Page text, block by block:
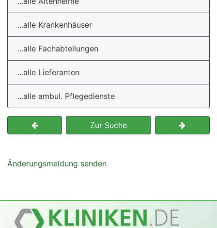
...alle Krankenhäuser
...alle Fachabteilungen
...alle Lieferanten
...alle ambul. Pflegedienste
Zur Suche
Änderungsmeldung senden